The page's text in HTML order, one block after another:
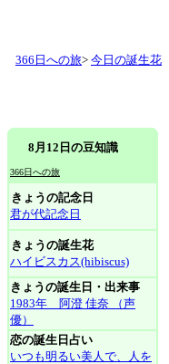
366日への旅> 今日の誕生花
8月12日の豆知識
366日への旅
きょうの記念日
君が代記念日
きょうの誕生花
ハイビスカス(hibiscus)
きょうの誕生日・出来事
1983年 阿澄 佳奈 （声
優）
恋の誕生日占い
いつも明るい美人で、人を